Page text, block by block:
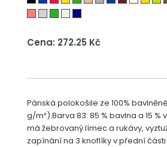
Cena: 272.25 Kč
Pánská polokošile ze 100%
g/m²).Barva 83: 85 % bavlna a 15 %
má žebrovaný límec a rukávy,
zapínání na 3 knoflíky v přední